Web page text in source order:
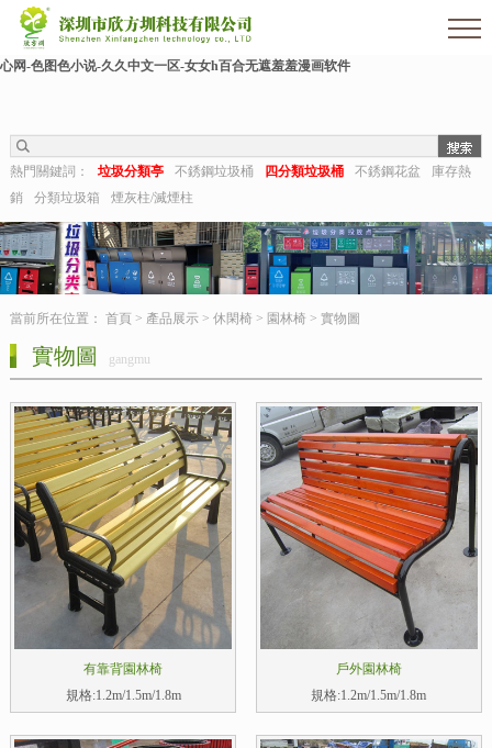
欧美伊人-麻豆精品一区二区三区-欧美日b视频-阿v天堂网-中文字幕第六页-狠狠干干-
国产h在线观看-国产嫩草视频-日日夜夜拍-亚洲第一视频网-毛片在线网站-五月婷婷开
心网-色图色小说-久久中文一区-女女h百合无遮羞羞漫画软件
熱門關鍵詞： 垃圾分類亭 不銹鋼垃圾桶 四分類垃圾桶 不銹鋼花盆
庫存熱
銷
分類垃圾箱 煙灰柱/滅煙柱
當前所在位置： 首頁> 產品展示> 休閑椅> 園林椅> 實物圖
實物圖 gangmu
有靠背園林椅
規格:1.2m/1.5m/1.8m
戶外園林椅
規格:1.2m/1.5m/1.8m